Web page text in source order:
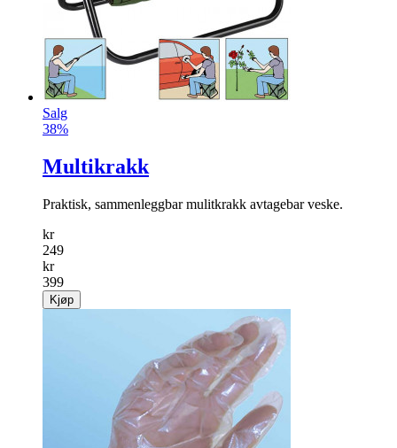
Salg
38%
Multikrakk
Praktisk, sammenleggbar mulitkrakk avtagebar veske.
kr
249
kr
399
Kjøp